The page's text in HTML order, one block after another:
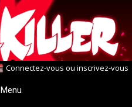
Connectez-vous ou inscrivez-vous
Menu